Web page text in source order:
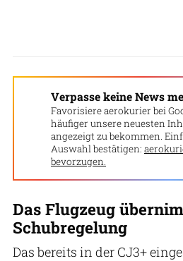
Verpasse keine News
Favorisiere aerokurier bei
häufiger unsere neuesten
angezeigt zu bekommen.
Auswahl bestätigen:
bevorzugen.
Das Flugzeug
Schubregelung
Das bereits in der CJ3+